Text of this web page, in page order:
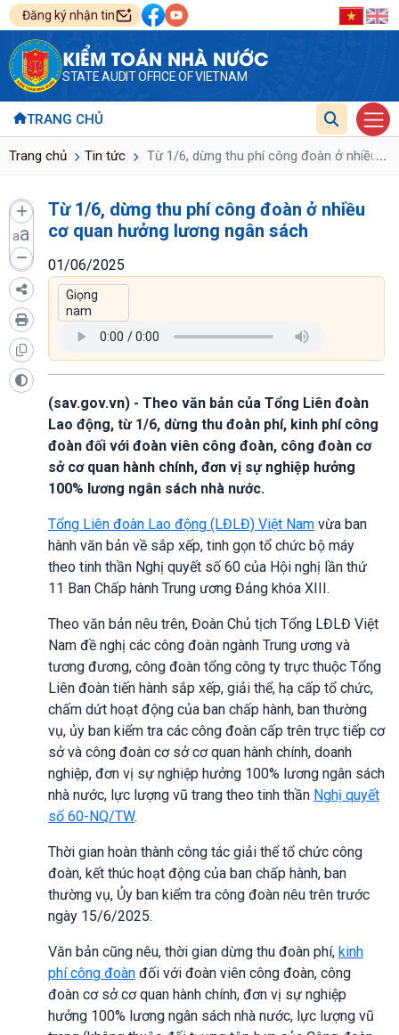
Đăng ký nhận tin
KIỂM TOÁN NHÀ NƯỚC
STATE AUDIT OFFICE OF VIETNAM
TRANG CHỦ
Trang chủ Tin tức Từ 1/6, dừng thu phí công đoàn ở nhiều...
aa
Từ 1/6, dừng thu phí công đoàn ở nhiều
cơ quan hưởng lương ngân sách
01/06/2025
(sav.gov.vn) - Theo văn bản của Tổng Liên đoàn
Lao động, từ 1/6, dừng thu đoàn phí, kinh phí công
đoàn đối với đoàn viên công đoàn, công đoàn cơ
sở cơ quan hành chính, đơn vị sự nghiệp hưởng
100% lương ngân sách nhà nước.
Tổng Liên đoàn Lao động (LĐLĐ) Việt Nam vừa ban
hành văn bản về sắp xếp, tinh gọn tổ chức bộ máy
theo tinh thần Nghị quyết số 60 của Hội nghị lần thứ
11 Ban Chấp hành Trung ương Đảng khóa XIII.
Theo văn bản nêu trên, Đoàn Chủ tịch Tổng LĐLĐ Việt
Nam đề nghị các công đoàn ngành Trung ương và
tương đương, công đoàn tổng công ty trực thuộc Tổng
Liên đoàn tiến hành sắp xếp, giải thể, hạ cấp tổ chức,
chấm dứt hoạt động của ban chấp hành, ban thường
vụ, ủy ban kiểm tra các công đoàn cấp trên trực tiếp cơ
sở và công đoàn cơ sở cơ quan hành chính, doanh
nghiệp, đơn vị sự nghiệp hưởng 100% lương ngân sách
nhà nước, lực lượng vũ trang theo tinh thần Nghị quyết
số 60-NQ/TW.
Thời gian hoàn thành công tác giải thể tổ chức công
đoàn, kết thúc hoạt động của ban chấp hành, ban
thường vụ, Ủy ban kiểm tra công đoàn nêu trên trước
ngày 15/6/2025.
Văn bản cũng nêu, thời gian dừng thu đoàn phí, kinh
phí công đoàn đối với đoàn viên công đoàn, công
đoàn cơ sở cơ quan hành chính, đơn vị sự nghiệp
hưởng 100% lương ngân sách nhà nước, lực lượng vũ